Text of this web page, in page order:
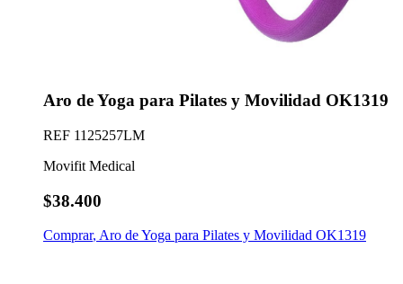
Aro de Yoga para Pilates y Movilidad OK1319
REF 1125257LM
Movifit Medical
$38.400
Comprar, Aro de Yoga para Pilates y Movilidad OK1319